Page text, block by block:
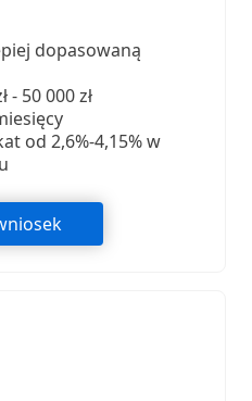
dopasowaną
- 50 000 zł
od 2,6%-4,15% w